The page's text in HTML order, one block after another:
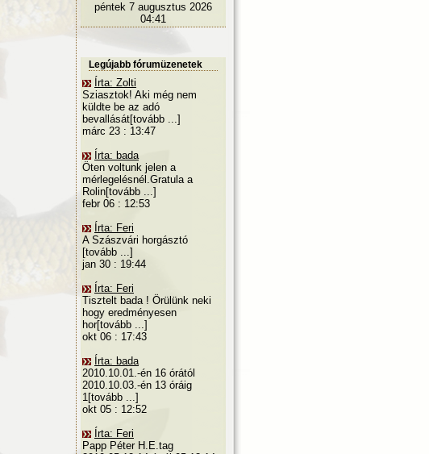
péntek 7 augusztus 2026
04:41
Legújabb fórumüzenetek
Írta: Zolti
Sziasztok! Aki még nem
küldte be az adó
bevallását[tovább ...]
márc 23 : 13:47
Írta: bada
Öten voltunk jelen a
mérlegelésnél.Gratula a
Rolin[tovább ...]
febr 06 : 12:53
Írta: Feri
A Szászvári horgásztó
[tovább ...]
jan 30 : 19:44
Írta: Feri
Tisztelt bada ! Örülünk neki
hogy eredményesen
hor[tovább ...]
okt 06 : 17:43
Írta: bada
2010.10.01.-én 16 órától
2010.10.03.-én 13 óráig
1[tovább ...]
okt 05 : 12:52
Írta: Feri
Papp Péter H.E.tag